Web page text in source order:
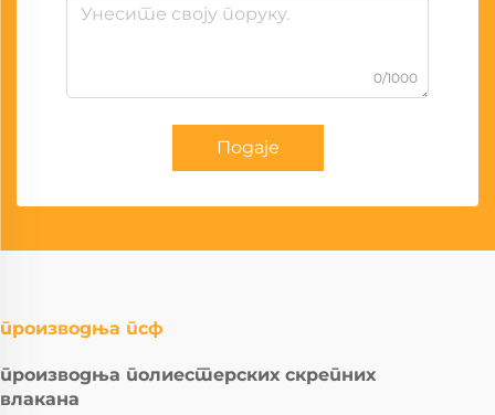
0/1000
Подаје
производња псф
производња полиестерских скрепних
влакана